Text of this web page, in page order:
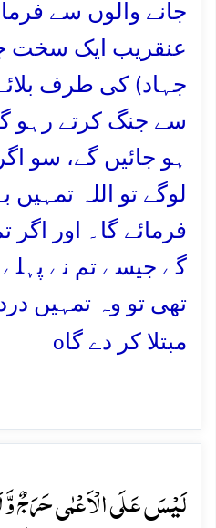
جانے والوں سے
عنقریب ایک سخت
جہاد) کی طرف
سے جنگ کرتے رہو
ہو جائیں گے، سو
لوگے تو اللہ تمہیں
فرمائے گا۔ اور اگر
گے جیسے تم نے
تھی تو وہ تمہیں
مبتلا کر دے گاo
لَیۡسَ عَلَی الۡاَعۡمٰی حَرَجٌ